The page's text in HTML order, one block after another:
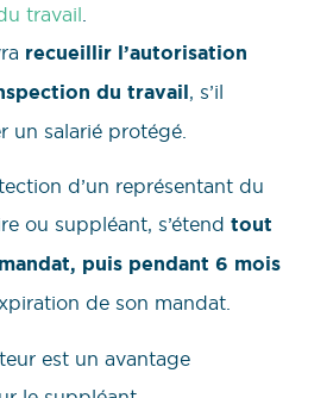
travail
recueillir l’autorisation
du travail, s’il
un salarié protégé.
d’un représentant du
ou suppléant, s’étend tout
puis pendant 6 mois
de son mandat.
est un avantage